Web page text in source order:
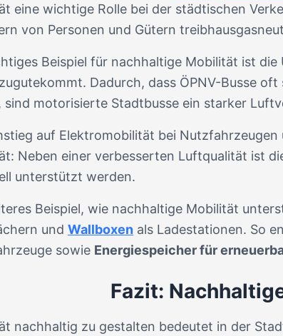
eine wichtige Rolle bei der städtischen
von Personen und Gütern
Beispiel für nachhaltige Mobilität ist
Dadurch, dass ÖPNV-Busse
sind motorisierte Stadtbusse ein starker
auf Elektromobilität bei
Neben einer verbesserten Luftqualität ist
unterstützt werden.
Beispiel, wie nachhaltige Mobilität
und Wallboxen als Ladestationen. So
sowie Energiespeicher für
Fazit:
nachhaltig zu gestalten bedeutet in der